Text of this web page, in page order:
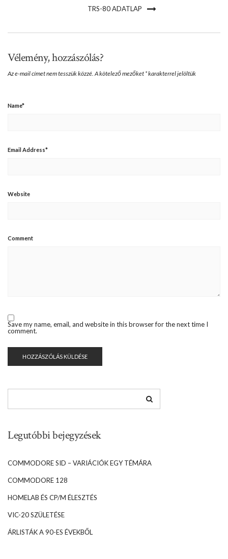
TRS-80 ADATLAP
Vélemény, hozzászólás?
Az e-mail címet nem tesszük közzé. A kötelező mezőket *karakterrel jelöltük
Name*
Email Address*
Website
Comment
Save my name, email, and website in this browser for the next time I
comment.
Legutóbbi bejegyzések
COMMODORE SID – VARIÁCIÓK EGY TÉMÁRA
COMMODORE 128
HOMELAB ÉS CP/M ÉLESZTÉS
VIC-20 SZÜLETÉSE
ÁRLISTÁK A 90-ES ÉVEKBŐL